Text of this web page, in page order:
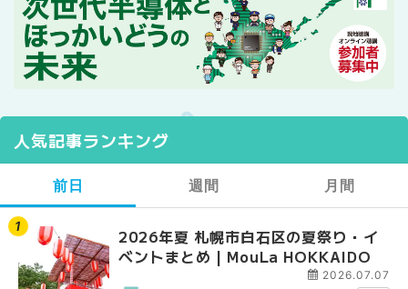
人気記事ランキング
前日
2026年夏 札幌市白石区の夏祭り・イ
ベントまとめ | MouLa HOKKAIDO
2026.07.07
週間
2026年夏 札幌市西区
ントまとめ | MouLa
月間
【2026年最新】札幌
ガーデン｜オープン日
大通公園から穴場テ